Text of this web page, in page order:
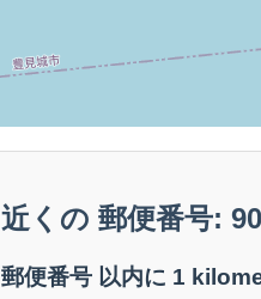
近くの 郵便番号:
郵便番号 以内に 1